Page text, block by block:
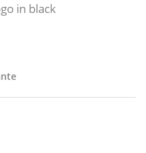
in black